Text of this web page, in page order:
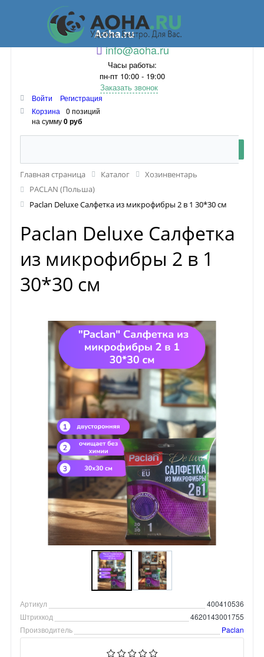
Aoha.ru
info@aoha.ru
Часы работы:
пн-пт 10:00 - 19:00
Заказать звонок
Войти
Регистрация
Корзина
0 позиций
на сумму0 руб
Главная страница Каталог
Хозинвентарь
PACLAN (Польша)
Paclan Deluxe Салфетка из микрофибры 2 в 1 30*30 см
Paclan Deluxe Салфетка
из микрофибры 2 в 1
30*30 см
Артикул
400410536
Штрихкод
4620143001755
Производитель
Paclan